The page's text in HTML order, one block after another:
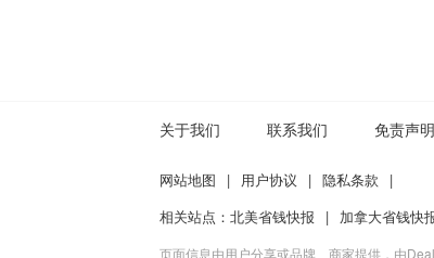
关于我们 联系我们 免责声明
网站地图 | 用户协议 | 隐私条款
|
相关站点： 北美省钱快报 | 加拿大省钱快
页面信息由用户分享或品牌、商家提供，由